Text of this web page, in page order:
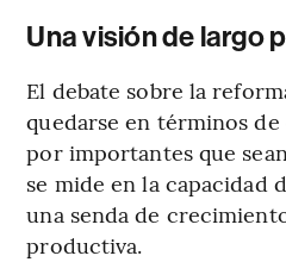
Una visión de largo
El debate sobre la
quedarse en términos
por importantes que
se mide en la capacidad
una senda de
productiva.